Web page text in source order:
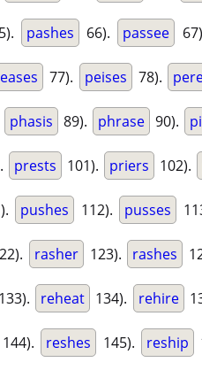
pashes 66). passee
77). peises 78).
phasis 89). phrase 90).
prests 101). priers 102).
pushes 112). pusses
rasher 123). rashes
133). reheat 134). rehire
144). reshes 145). reship